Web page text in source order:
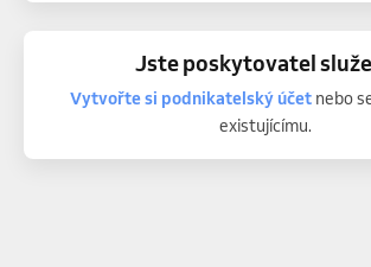
Jste poskytovatel
Vytvořte si podnikatelský účetnebo
existujícímu.